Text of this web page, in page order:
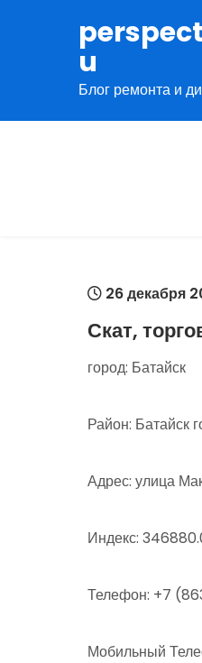
содержимому
u
Блог ремонта и
26 декабря
Скат,
город: Батайск
Район: Батайск
Адрес: улица
Индекс:
Телефон: +7
Мобильный